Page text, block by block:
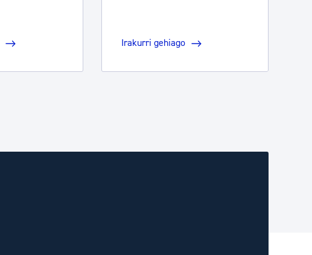
Irakurri gehiago